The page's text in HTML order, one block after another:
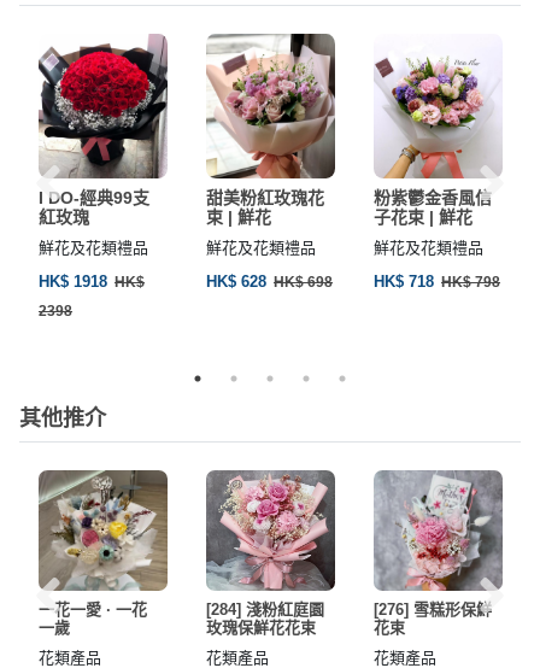
I DO-經典99支
紅玫瑰
鮮花及花類禮品
HK$ 1918 HK$
2398
甜美粉紅玫瑰花
束 | 鮮花
鮮花及花類禮品
HK$ 628 HK$ 698
粉紫鬱金香風信
子花束 | 鮮花
鮮花及花類禮品
HK$ 718 HK$ 798
其他推介
一花一愛 · 一花
一歲
花類產品
[284] 淺粉紅庭園
玫瑰保鮮花花束
花類產品
[276] 雪糕形保鮮
花束
花類產品